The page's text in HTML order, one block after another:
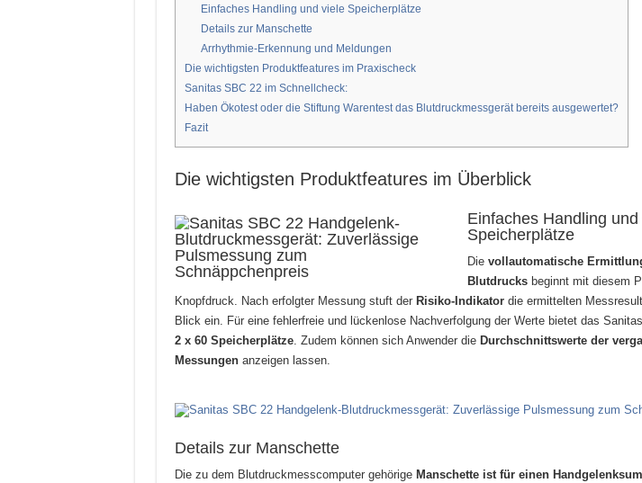
Einfaches Handling und viele Speicherplätze
Details zur Manschette
Arrhythmie-Erkennung und Meldungen
Die wichtigsten Produktfeatures im Praxischeck
Sanitas SBC 22 im Schnellcheck:
Haben Ökotest oder die Stiftung Warentest das Blutdruckmessgerät bereits ausgewertet?
Fazit
Die wichtigsten Produktfeatures im Überblick
Einfaches Handling und
Speicherplätze
Die vollautomatische
Blutdrucksbeginnt mit diesem
Knopfdruck. Nach erfolgter Messung stuft der Risiko-Indikatordie ermittelten
Blick ein. Für eine fehlerfreie und lückenlose Nachverfolgung der Werte bietet das
2 x 60 Speicherplätze. Zudem können sich Anwender die Durchschnittswerte der
Messungenanzeigen lassen.
Details zur Manschette
Die zu dem Blutdruckmesscomputer gehörige Manschette ist für einen